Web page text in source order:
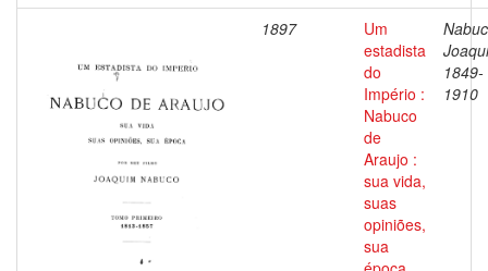
1897
Um
estadista
do
Império :
Nabuco
de
Araujo :
sua vida,
suas
opiniões,
sua
1849-
1910